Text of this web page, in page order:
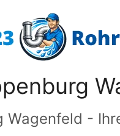
Wagenfeld -